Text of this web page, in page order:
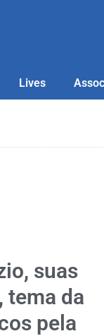
Lives
suas
tema da
pela